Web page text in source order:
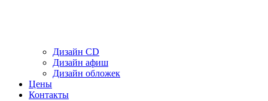
Дизайн CD
Дизайн афиш
Дизайн обложек
Цены
Контакты